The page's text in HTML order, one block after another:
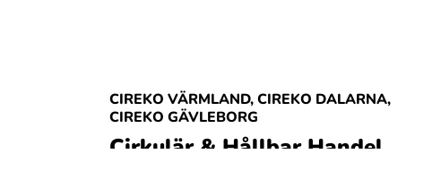
CIREKO VÄRMLAND,CIREKO DALARNA,
CIREKO GÄVLEBORG
Cirkulär & Hållbar Handel